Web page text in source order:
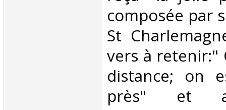
composée par
St
vers à retenir:"
distance; on
près" et